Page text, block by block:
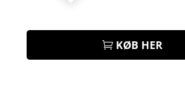
KØB HER